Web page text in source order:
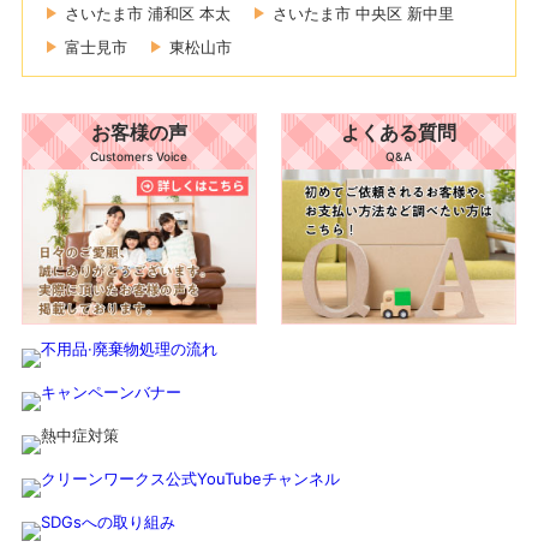
さいたま市 浦和区 本太
さいたま市 中央区 新中里
富士見市
東松山市
お客様の声
Customers Voice
よくある質問
Q&A